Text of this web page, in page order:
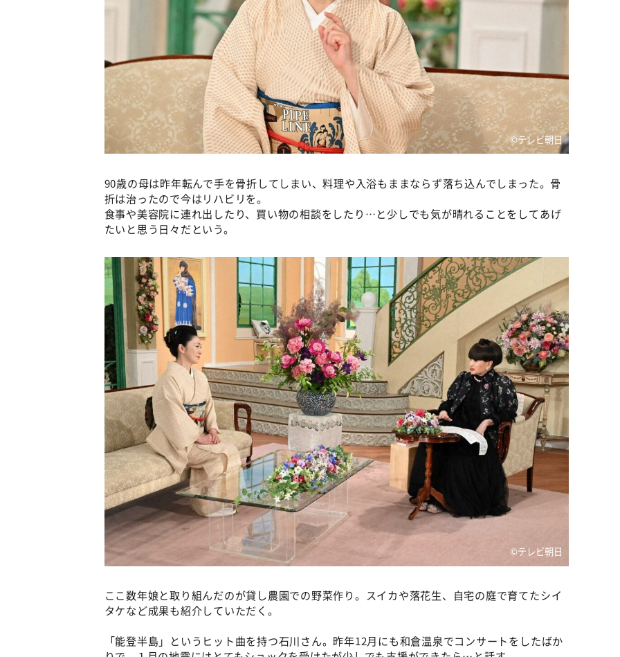
©テレビ朝日
90歳の母は昨年転んで手を骨折してしまい、料理や入浴もままならず落ち込んでしまった。骨
折は治ったので今はリハビリを。
食事や美容院に連れ出したり、買い物の相談をしたり…と少しでも気が晴れることをしてあげ
たいと思う日々だという。
©テレビ朝日
ここ数年娘と取り組んだのが貸し農園での野菜作り。スイカや落花生、自宅の庭で育てたシイ
タケなど成果も紹介していただく。
「能登半島」というヒット曲を持つ石川さん。昨年12月にも和倉温泉でコンサートをしたばか